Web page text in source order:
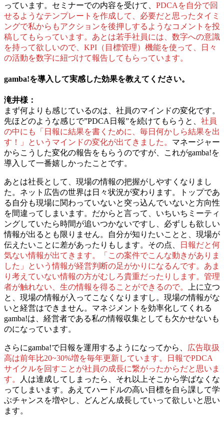
っています。セミナーでの内容を受けて、 PDCAを自分で回
せるようなテンプレートを作成して、必要だと思ったタイミ
ングで私からもアクションを後押しするようなコメントを投
稿してもらっています。あとは若手社員には、数字への意識
を持って欲しいので、KPI（目標管理）機能を使って、日々
の活動を数字に紐づけて報告してもらっています。
gamba!を導入して実感した効果を教えてください。
滝井様：
まず何よりも感じているのは、社員のマインドの変化です。
先ほどのような感じで”PDCA日報”を続けてもらうと、 社員
の中にも「日報に結果を書くために、毎日何かしら結果を出
す！」というマインドの変化が出てきました。 マネージャー
からこうした変化の報告をもらうのですが、これがgamba!を
導入して一番嬉しかったことです。
あとは社長として、現場の情報の把握がしやすくなりまし
た。ネット広告の世界は日々状況が変わります。トップであ
る自分も現場に関わっていないと突っ込んでいないと方向性
を間違ってしまいます。だからと言って、いちいちミーティ
ングしていたら時間が追いつかないですし、必ずしも欲しい
情報が出るとも限りません。自分が知りたいことと、現場が
伝えたいことに差があったりもします。その点、
日報だと何
気ない情報が出てきます。「この案件でこんな動きがありま
した」という情報が経営判断の足がかりになるんです。あま
り考えていない情報の方がむしろ貴重だったりします。管理
者が触れない、生の情報を得ることができるので。
上に立つ
と、現場の情報が入ってこなくなりますし。現場の情報がな
いと経営はできません。マネジメントを効率化してくれる
gamba!は、経営者である私の情報収集としても欠かせないも
のになっています。
さらにgamba!で日報を運用するようになってから、
広告取扱
高は前年比20~30%増を毎年更新しています。
日報でPDCA
サイクルを回すことが社員の成長に繋がったからだと思いま
す。
人は達成してしまったら、それ以上そこから学ばなくな
ってしまいます。あえてハードルの高い目標を自ら課して学
ぶチャンスを増やし、どんどん成長していって欲しいと思い
ます。